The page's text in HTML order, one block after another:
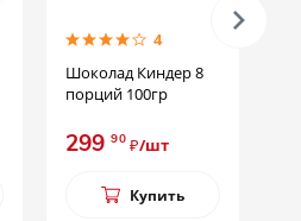
4
Шоколад Киндер 8
порций 100гр
29990 ₽/шт
Купить